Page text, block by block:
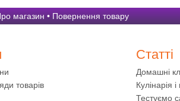
магазин • Повернення товару
товарів
Статті
Домашні
Кулінарія
Тестуємо